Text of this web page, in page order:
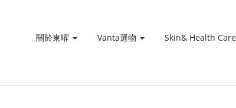
關於東曜 Vanta選物 Skin& Health Care